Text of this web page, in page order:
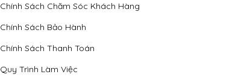
Chính Sách Chăm Sóc Khách Hàng
Chính Sách Bảo Hành
Chính Sách Thanh Toán
Quy Trình Làm Việc